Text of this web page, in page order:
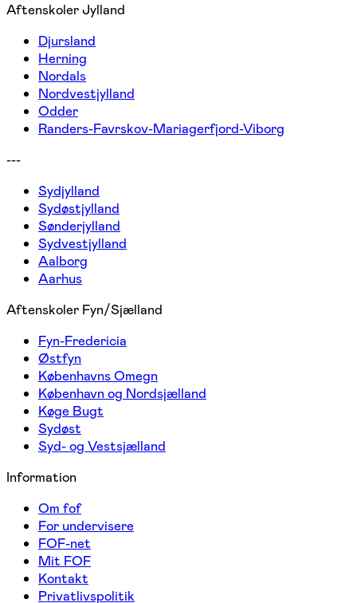
Aftenskoler Jylland
Djursland
Herning
Nordals
Nordvestjylland
Odder
Randers-Favrskov-Mariagerfjord-Viborg
---
Sydjylland
Sydøstjylland
Sønderjylland
Sydvestjylland
Aalborg
Aarhus
Aftenskoler Fyn/Sjælland
Fyn-Fredericia
Østfyn
Københavns Omegn
København og Nordsjælland
Køge Bugt
Sydøst
Syd- og Vestsjælland
Information
Om fof
For undervisere
FOF-net
Mit FOF
Kontakt
Privatlivspolitik